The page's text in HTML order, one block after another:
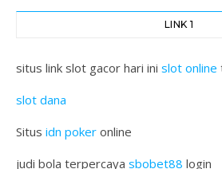
LINK 1
situs link slot gacor hari ini slot online
slot dana
Situs idn poker online
judi bola terpercaya sbobet88 login